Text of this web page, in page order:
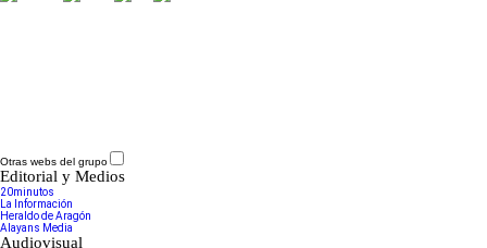
Otras webs del grupo
Editorial y Medios
20minutos
La Información
Heraldo de Aragón
Alayans Media
Audiovisual